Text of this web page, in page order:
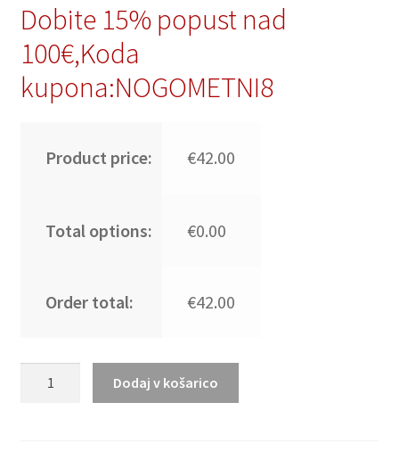
Dobite 15% popust nad
100€,Koda
kupona:NOGOMETNI8
Product price: €42.00
Total options: €0.00
Order total: €42.00
Dodaj v košarico